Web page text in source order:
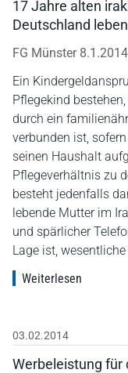
17 Jahre alten
Deutschland
FG Münster
Ein
Pflegekind
durch ein
verbunden ist,
seinen Haushalt
Pflegeverhältnis zu
besteht jedenfalls
lebende Mutter im
und spärlicher
Lage ist,
Weiterlesen
03.02.2014
Werbeleistung für